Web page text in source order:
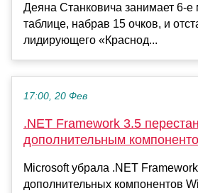
Деяна Станковича занимает 6-е
таблице, набрав 15 очков, и
лидирующего «Краснод...
17:00, 20 Фев
.NET Framework 3.5
дополнительным
Microsoft убрала .NET
дополнительных компонентов